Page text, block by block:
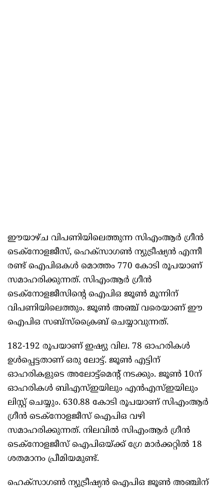
ഈയാഴ്‌ച വിപണിയിലെത്തുന്ന സിഎംആര്‍ ഗ്രീന്‍
ടെക്‌നോളജീസ്‌, ഹെക്‌സാഗണ്‍ ന്യുട്രീഷ്യന്‍ എന്നീ
രണ്ട്‌ ഐപിഒകള്‍ മൊത്തം 770 കോടി രൂപയാണ്‌
സമാഹരിക്കുന്നത്‌. സിഎംആര്‍ ഗ്രീന്‍
ടെക്‌നോളജീസിന്റെ ഐപിഒ ജൂണ്‍ മൂന്നിന്‌
വിപണിയിലെത്തും. ജൂണ്‍ അഞ്ച്‌ വരെയാണ്‌ ഈ
ഐപിഒ സബ്‌സ്‌ക്രൈബ്‌ ചെയ്യാവുന്നത്‌.
182-192 രൂപയാണ്‌ ഇഷ്യു വില. 78 ഓഹരികള്‍
ഉള്‍പ്പെട്ടതാണ്‌ ഒരു ലോട്ട്‌. ജൂണ്‍ എട്ടിന്‌
ഓഹരികളുടെ അലോട്ട്‌മെന്റ്‌ നടക്കും. ജൂണ്‍ 10ന്‌
ഓഹരികള്‍ ബിഎസ്‌ഇയിലും എന്‍എസ്‌ഇയിലും
ലിസ്റ്റ്‌ ചെയ്യും. 630.88 കോടി രൂപയാണ്‌ സിഎംആര്‍
ഗ്രീന്‍ ടെക്‌നോളജീസ്‌ ഐപിഒ വഴി
സമാഹരിക്കുന്നത്‌. നിലവില്‍ സിഎംആര്‍ ഗ്രീന്‍
ടെക്‌നോളജീസ്‌ ഐപിഒയ്‌ക്ക്‌ ഗ്രേ മാര്‍ക്കറ്റില്‍ 18
ശതമാനം പ്രീമിയമുണ്ട്‌.
ഹെക്‌സാഗണ്‍ ന്യുട്രീഷ്യന്‍ ഐപിഒ ജൂണ്‍ അഞ്ചിന്‌